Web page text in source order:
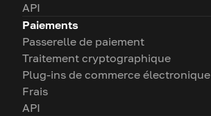
API
Paiements
Passerelle de paiement
Traitement cryptographique
Plug-ins de commerce électronique
Frais
API